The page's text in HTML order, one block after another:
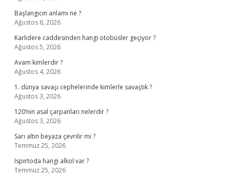
Başlangıcın anlamı ne ?
Ağustos 6, 2026
Karlıdere caddesinden hangi otobüsler geçiyor ?
Ağustos 5, 2026
Avam kimlerdir ?
Ağustos 4, 2026
1. dünya savaşı cephelerinde kimlerle savaştık ?
Ağustos 3, 2026
120’nin asal çarpanları nelerdir ?
Ağustos 3, 2026
Sarı altın beyaza çevrilir mi ?
Temmuz 25, 2026
Ispirtoda hangi alkol var ?
Temmuz 25, 2026